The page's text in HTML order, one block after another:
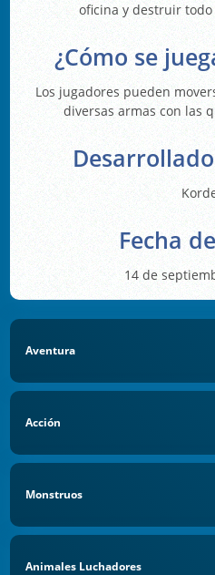
oficina y destruir
¿Cómo se
Los jugadores pueden
diversas armas con las
Fecha
14 de
Aventura
Acción
Monstruos
Animales Luchadores